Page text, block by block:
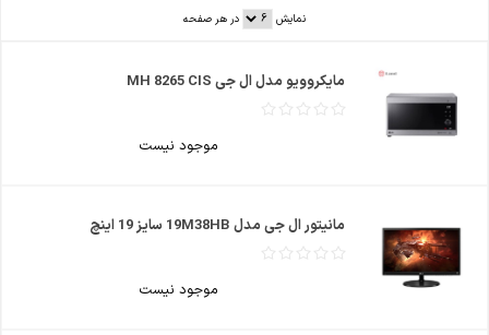
نمایش در هر صفحه
مایکروویو مدل ال جی MH 8265 CIS
موجود نیست
مانیتور ال جی مدل 19M38HB سایز 19 اینچ
موجود نیست